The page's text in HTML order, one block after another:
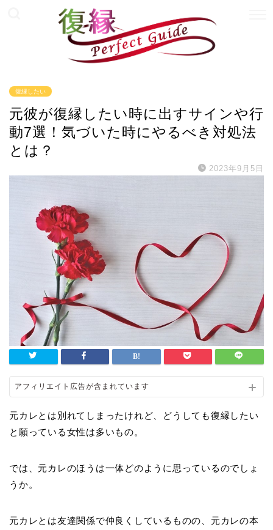
復縁したい
元彼が復縁したい時に出すサインや行
動7選！気づいた時にやるべき対処法
とは？
2023年9月5日
アフィリエイト広告が含まれています
元カレとは別れてしまったけれど、どうしても復縁したい
と願っている女性は多いもの。
では、元カレのほうは一体どのように思っているのでしょ
うか。
元カレとは友達関係で仲良くしているものの、元カレの本